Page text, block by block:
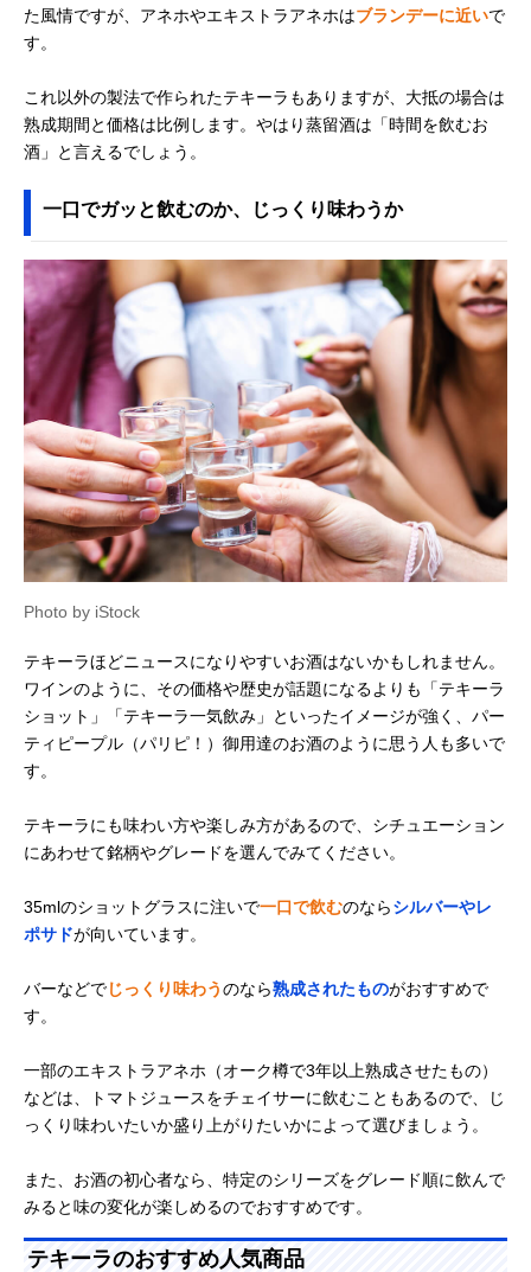
た風情ですが、アネホやエキストラアネホはブランデーに近いで
す。
これ以外の製法で作られたテキーラもありますが、大抵の場合は
熟成期間と価格は比例します。やはり蒸留酒は「時間を飲むお
酒」と言えるでしょう。
一口でガッと飲むのか、じっくり味わうか
Photo by iStock
テキーラほどニュースになりやすいお酒はないかもしれません。
ワインのように、その価格や歴史が話題になるよりも「テキーラ
ショット」「テキーラ一気飲み」といったイメージが強く、パー
ティピープル（パリピ！）御用達のお酒のように思う人も多いで
す。
テキーラにも味わい方や楽しみ方があるので、シチュエーション
にあわせて銘柄やグレードを選んでみてください。
35mlのショットグラスに注いで一口で飲むのならシルバーやレ
ポサドが向いています。
バーなどでじっくり味わうのなら熟成されたものがおすすめで
す。
一部のエキストラアネホ（オーク樽で3年以上熟成させたもの）
などは、トマトジュースをチェイサーに飲むこともあるので、じ
っくり味わいたいか盛り上がりたいかによって選びましょう。
また、お酒の初心者なら、特定のシリーズをグレード順に飲んで
みると味の変化が楽しめるのでおすすめです。
テキーラのおすすめ人気商品